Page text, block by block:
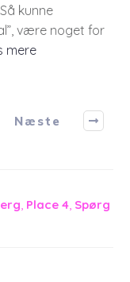
–
kunne
være noget for
mere:
direkte
og
Næste
, Place 4, Spørg